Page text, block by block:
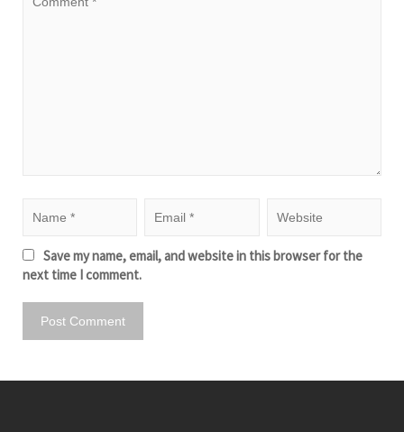
Save my name, email, and website in this browser for the
next time I comment.